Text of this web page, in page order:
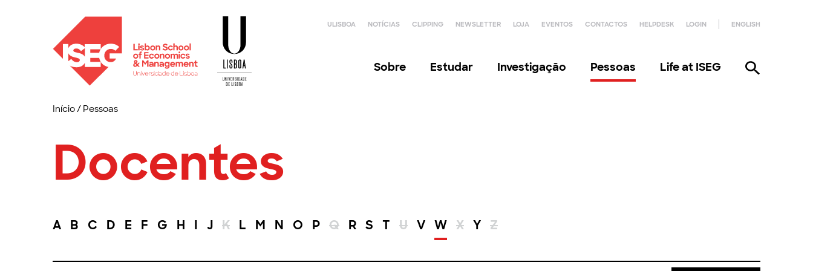
ULISBOA NOTÍCIAS CLIPPING NEWSLETTER LOJA EVENTOS CONTACTOS HELPDESK LOGIN ENGLISH
Sobre Estudar Investigação Pessoas Life at ISEG
Início/ Pessoas
Docentes
A B C D E F G H I J K L M N O P Q R S T U V W X Y Z